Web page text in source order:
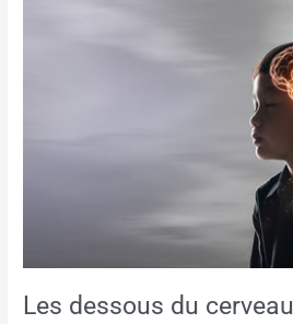
Les dessous du cerveau